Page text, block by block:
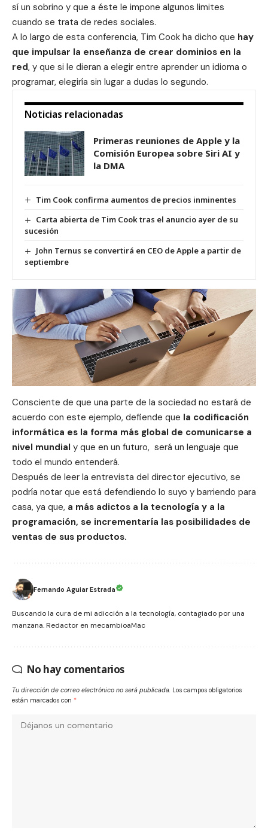
sí un sobrino y que a éste le impone algunos limites
cuando se trata de redes sociales.
A lo largo de esta conferencia, Tim Cook ha dicho que hay
que impulsar la enseñanza de crear dominios en la
red, y que si le dieran a elegir entre aprender un idioma o
programar, elegiría sin lugar a dudas lo segundo.
Noticias relacionadas
Primeras reuniones de Apple y la
Comisión Europea sobre Siri AI y
la DMA
Tim Cook confirma aumentos de precios inminentes
Carta abierta de Tim Cook tras el anuncio ayer de su
sucesión
John Ternus se convertirá en CEO de Apple a partir de
septiembre
Consciente de que una parte de la sociedad no estará de
acuerdo con este ejemplo, defiende que la codificación
informática es la forma más global de comunicarse a
nivel mundial y que en un futuro, será un lenguaje que
todo el mundo entenderá.
Después de leer la entrevista del director ejecutivo, se
podría notar que está defendiendo lo suyo y barriendo para
casa, ya que, a más adictos a la tecnología y a la
programación, se incrementaría las posibilidades de
ventas de sus productos.
Fernando Aguiar Estrada
Buscando la cura de mi adicción a la tecnología, contagiado por una
manzana. Redactor en mecambioaMac
No hay comentarios
Tu dirección de correo electrónico no será publicada. Los campos obligatorios
están marcados con *